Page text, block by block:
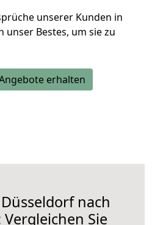
unserer Kunden in
unser Bestes, um sie zu
erhalten
nach
Sie